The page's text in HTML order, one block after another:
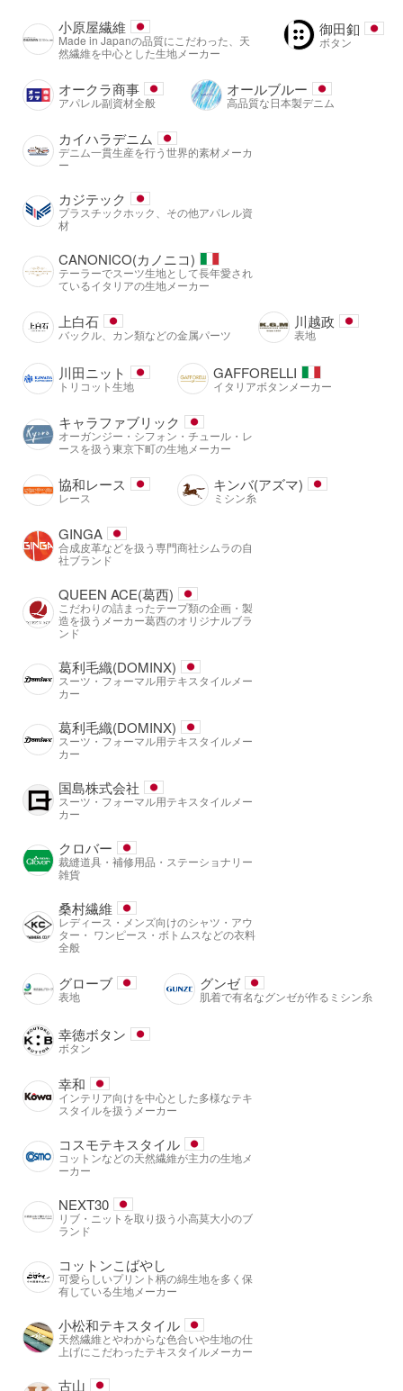
小原屋繊維
Made in Japanの品質にこだわった、天
然繊維を中心とした生地メーカー
御田釦
ボタン
オークラ商事
アパレル副資材全般
オールブルー
高品質な日本製デニム
カイハラデニム
デニム一貫生産を行う世界的素材メーカ
ー
カジテック
プラスチックホック、その他アパレル資
材
CANONICO(カノニコ)
テーラーでスーツ生地として長年愛され
ているイタリアの生地メーカー
上白石
バックル、カン類などの金属パーツ
川越政
表地
川田ニット
トリコット生地
GAFFORELLI
イタリアボタンメーカー
キャラファブリック
オーガンジー・シフォン・チュール・レ
ースを扱う東京下町の生地メーカー
協和レース
レース
キンバ(アズマ)
ミシン糸
GINGA
合成皮革などを扱う専門商社シムラの自
社ブランド
QUEEN ACE(葛西)
こだわりの詰まったテープ類の企画・製
造を扱うメーカー葛西のオリジナルブラ
ンド
葛利毛織(DOMINX)
スーツ・フォーマル用テキスタイルメー
カー
葛利毛織(DOMINX)
スーツ・フォーマル用テキスタイルメー
カー
国島株式会社
スーツ・フォーマル用テキスタイルメー
カー
クロバー
裁縫道具・補修用品・ステーショナリー
雑貨
桑村繊維
レディース・メンズ向けのシャツ・アウ
ター・ ワンピース・ボトムスなどの衣料
全般
グローブ
表地
グンゼ
肌着で有名なグンゼが作るミシン糸
幸徳ボタン
ボタン
幸和
インテリア向けを中心とした多様なテキ
スタイルを扱うメーカー
コスモテキスタイル
コットンなどの天然繊維が主力の生地メ
ーカー
NEXT30
リブ・ニットを取り扱う小高莫大小のブ
ランド
コットンこばやし
可愛らしいプリント柄の綿生地を多く保
有している生地メーカー
小松和テキスタイル
天然繊維とやわからな色合いや生地の仕
上げにこだわったテキスタイルメーカー
古山